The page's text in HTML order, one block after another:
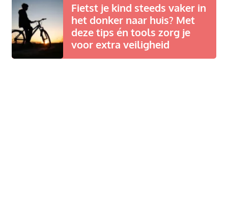
Fietst je kind steeds vaker in
het donker naar huis? Met
deze tips én tools zorg je
voor extra veiligheid